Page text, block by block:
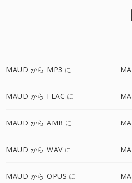
MAUD から MP3 に
MAUD から FLAC に
MAUD から AMR に
MAUD から WAV に
MAUD から OPUS に